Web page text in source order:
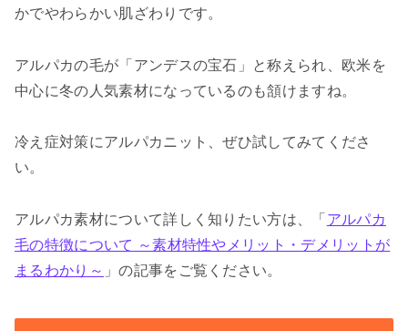
かでやわらかい肌ざわりです。
アルパカの毛が「アンデスの宝石」と称えられ、欧米を
中心に冬の人気素材になっているのも頷けますね。
冷え症対策にアルパカニット、ぜひ試してみてくださ
い。
アルパカ素材について詳しく知りたい方は、「 アルパカ
毛の特徴について ～素材特性やメリット・デメリットが
まるわかり～ 」の記事をご覧ください。